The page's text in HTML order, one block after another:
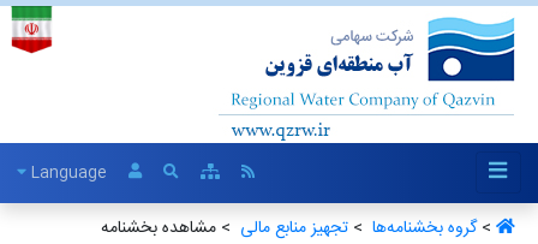
Language
>گروه بخشنامه‌ها ‏ >تجهیز منابع مالی ‏ > مشاهده بخشنامه